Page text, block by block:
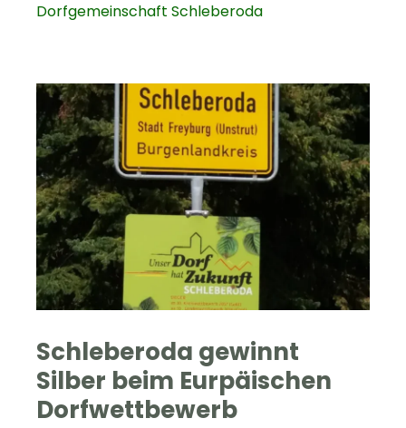
Dorfgemeinschaft Schleberoda
Schleberoda gewinnt
Silber beim Eurpäischen
Dorfwettbewerb